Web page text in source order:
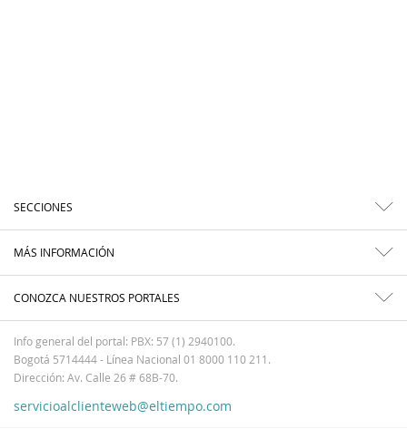
SECCIONES
MÁS INFORMACIÓN
CONOZCA NUESTROS PORTALES
Info general del portal: PBX: 57 (1) 2940100.
Bogotá 5714444 - Línea Nacional 01 8000 110 211.
Dirección: Av. Calle 26 # 68B-70.
servicioalclienteweb@eltiempo.com